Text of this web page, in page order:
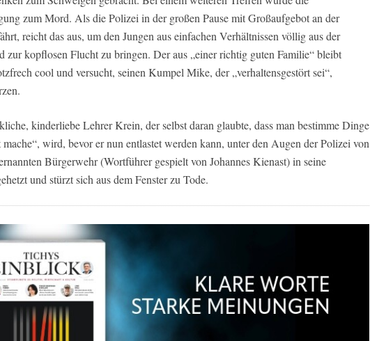
zum Mord. Als die Polizei in der großen Pause mit Großaufgebot an der
reicht das aus, um den Jungen aus einfachen Verhältnissen völlig aus der
zur kopflosen Flucht zu bringen. Der aus „einer richtig guten Familie“ bleibt
cool und versucht, seinen Kumpel Mike, der „verhaltensgestört sei“,
kinderliebe Lehrer Krein, der selbst daran glaubte, dass man bestimme Dinge
mache“, wird, bevor er nun entlastet werden kann, unter den Augen der Polizei von
Bürgerwehr (Wortführer gespielt von Johannes Kienast) in seine
und stürzt sich aus dem Fenster zu Tode.